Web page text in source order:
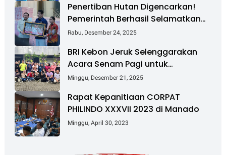
Penertiban Hutan Digencarkan!
Pemerintah Berhasil Selamatkan
Rp 6 T dan Kuasai Kembali 4 Juta
Rabu, Desember 24, 2025
BRI Kebon Jeruk Selenggarakan
Acara Senam Pagi untuk
Tingkatkan Kesehatan dan
Minggu, Desember 21, 2025
Rapat Kepanitiaan CORPAT
PHILINDO XXXVII 2023 di Manado
Minggu, April 30, 2023